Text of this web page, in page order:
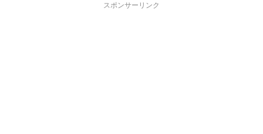
スポンサーリンク